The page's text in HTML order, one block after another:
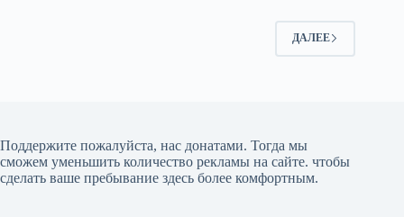
ДАЛЕЕ
Поддержите пожалуйста, нас донатами. Тогда мы
сможем уменьшить количество рекламы на сайте. чтобы
сделать ваше пребывание здесь более комфортным.